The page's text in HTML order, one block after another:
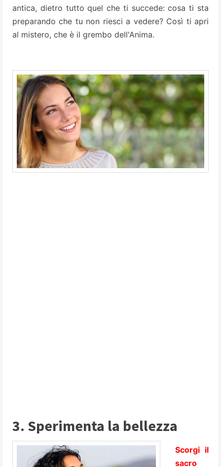
antica, dietro tutto quel che ti succede: cosa ti sta
preparando che tu non riesci a vedere? Così ti apri
al mistero, che è il grembo dell'Anima.
3. Sperimenta la bellezza
Scorgi il
sacro